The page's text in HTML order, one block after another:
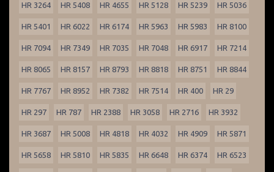
HR 3264 HR 5408 HR 4655 HR 5128 HR 5239 HR 5036
HR 5401 HR 6022 HR 6174 HR 5963 HR 5983 HR 8100
HR 7094 HR 7349 HR 7035 HR 7048 HR 6917 HR 7214
HR 8065 HR 8157 HR 8793 HR 8818 HR 8751 HR 8844
HR 7767 HR 8952 HR 7382 HR 7514 HR 400 HR 29
HR 297 HR 787 HR 2388 HR 3058 HR 2716 HR 3932
HR 3687 HR 5008 HR 4818 HR 4032 HR 4909 HR 5871
HR 5658 HR 5810 HR 5835 HR 6648 HR 6374 HR 6523